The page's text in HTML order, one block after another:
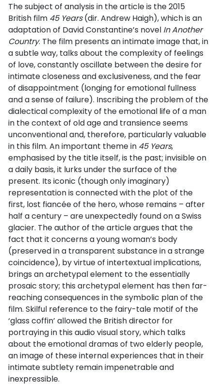
The subject of analysis in the article is the 2015
British film 45 Years(dir. Andrew Haigh), which is an
adaptation of David Constantine’s novel In Another
Country. The film presents an intimate image that, in
a subtle way, talks about the complexity of feelings
of love, constantly oscillate between the desire for
intimate closeness and exclusiveness, and the fear
of disappointment (longing for emotional fullness
and a sense of failure). Inscribing the problem of the
dialectical complexity of the emotional life of a man
in the context of old age and transience seems
unconventional and, therefore, particularly valuable
in this film. An important theme in 45 Years,
emphasised by the title itself, is the past; invisible on
a daily basis, it lurks under the surface of the
present. Its iconic (though only imaginary)
representation is connected with the plot of the
first, lost fiancée of the hero, whose remains – after
half a century – are unexpectedly found on a Swiss
glacier. The author of the article argues that the
fact that it concerns a young woman’s body
(preserved in a transparent substance in a strange
coincidence), by virtue of intertextual implications,
brings an archetypal element to the essentially
prosaic story; this archetypal element has then far-
reaching consequences in the symbolic plan of the
film. Skilful reference to the fairy-tale motif of the
‘glass coffin’ allowed the British director for
portraying in this audio visual story, which talks
about the emotional dramas of two elderly people,
an image of these internal experiences that in their
intimate subtlety remain impenetrable and
inexpressible.